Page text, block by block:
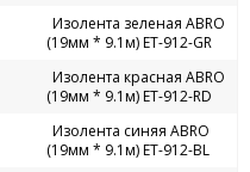
Изолента зеленая ABRO
(19мм * 9.1м) ЕТ-912-GR
Изолента красная ABRO
(19мм * 9.1м) ЕТ-912-RD
Изолента синяя ABRO
(19мм * 9.1м) ЕТ-912-BL